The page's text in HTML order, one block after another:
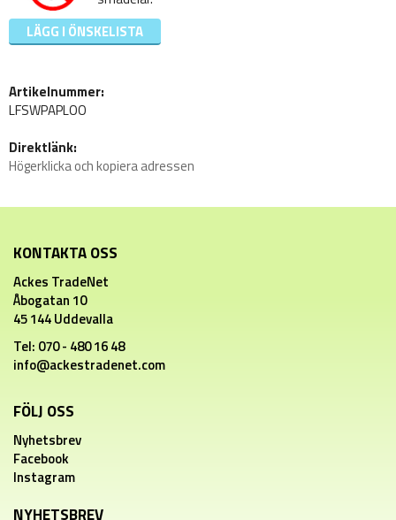
LÄGG I ÖNSKELISTA
Artikelnummer:
LFSWPAPLOO
Direktlänk:
Högerklicka och kopiera adressen
KONTAKTA OSS
Ackes TradeNet
Åbogatan 10
45 144 Uddevalla
Tel: 070 - 480 16 48
info@ackestradenet.com
FÖLJ OSS
Nyhetsbrev
Facebook
Instagram
NYHETSBREV